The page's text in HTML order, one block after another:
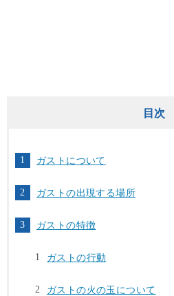
目次
ガストについて
ガストの出現する場所
ガストの特徴
ガストの行動
ガストの火の玉について